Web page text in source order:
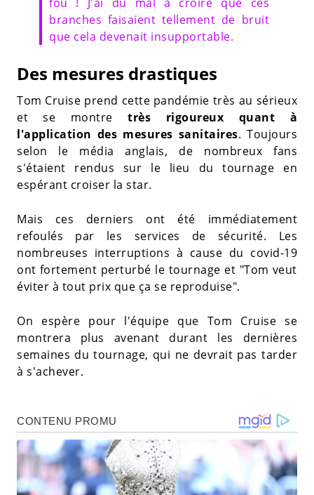
branches faisaient tellement de bruit
que cela devenait insupportable.
Des mesures drastiques
Tom Cruise prend cette pandémie très au sérieux
et se montretrès rigoureux quant à
l'application des mesures sanitaires. Toujours
selon le média anglais, de nombreux fans
s'étaient rendus sur le lieu du tournage en
espérant croiser la star.
Mais ces derniers ont été immédiatement
refoulés par les services de sécurité. Les
nombreuses interruptions à cause du covid-19
ont fortement perturbé le tournage et "Tom veut
éviter à tout prix que ça se reproduise".
On espère pour l'équipe que Tom Cruise se
montrera plus avenant durant les dernières
semaines du tournage, qui ne devrait pas tarder
à s'achever.